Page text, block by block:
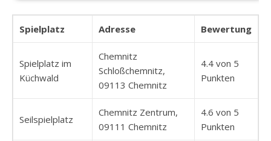
Spielplatz Adresse Bewertung
Spielplatz im
Küchwald
Chemnitz
Schloßchemnitz,
09113 Chemnitz
4.4 von 5
Punkten
Seilspielplatz
Chemnitz Zentrum,
09111 Chemnitz
4.6 von 5
Punkten